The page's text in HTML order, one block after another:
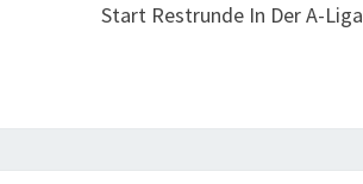
Start Restrunde In Der A-Liga